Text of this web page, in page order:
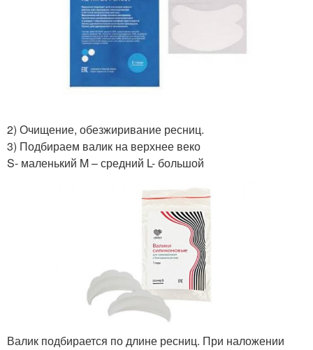
2) Очищение, обезжиривание ресниц.
3) Подбираем валик на верхнее веко
S- маленький M – средний L- большой
Валик подбирается по длине ресниц. При наложении